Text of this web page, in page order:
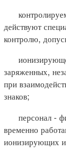
действуют
контролю,
заряженных,
при
знаков;
персонал -
временно
ионизирующих